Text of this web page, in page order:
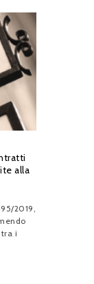
alla
2019,
i